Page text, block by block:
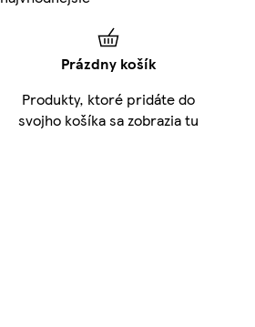
Prázdny košík
Produkty, ktoré pridáte do
svojho košíka sa zobrazia tu